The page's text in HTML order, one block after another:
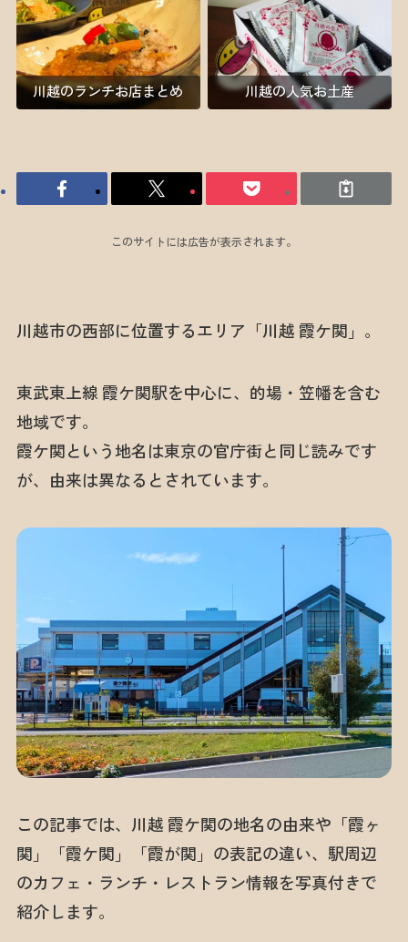
川越のランチお店まとめ 川越の人気お土産
このサイトには広告が表示されます。
川越市の西部に位置するエリア「川越 霞ケ関」。
東武東上線 霞ケ関駅を中心に、的場・笠幡を含む
地域です。
霞ケ関という地名は東京の官庁街と同じ読みです
が、由来は異なるとされています。
この記事では、川越 霞ケ関の地名の由来や「霞ヶ
関」「霞ケ関」「霞が関」の表記の違い、駅周辺
のカフェ・ランチ・レストラン情報を写真付きで
紹介します。